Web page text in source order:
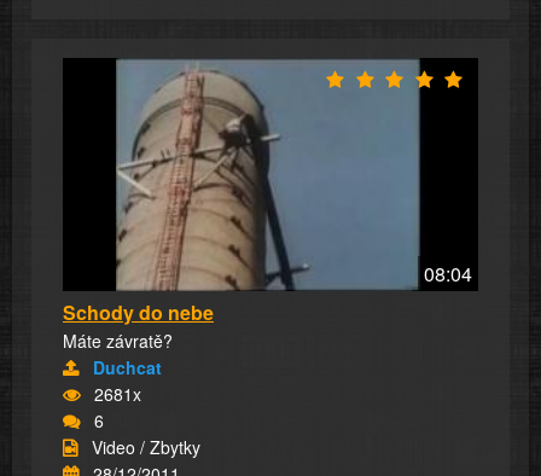
08:04
Schody do nebe
Máte závratě?
Duchcat
2681x
6
Video / Zbytky